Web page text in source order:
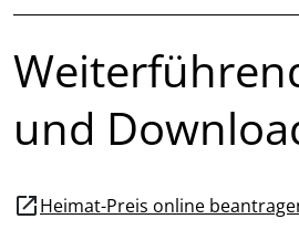
und
open_in_newHeimat-Preis online